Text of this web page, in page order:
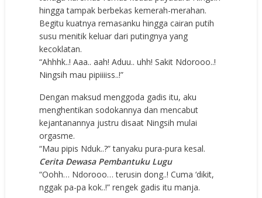
hingga tampak berbekas kemerah-merahan.
Begitu kuatnya remasanku hingga cairan putih
susu menitik keluar dari putingnya yang
kecoklatan.
“Ahhhk..! Aaa.. aah! Aduu.. uhh! Sakit Ndorooo..!
Ningsih mau pipiiiiss..!”
Dengan maksud menggoda gadis itu, aku
menghentikan sodokannya dan mencabut
kejantanannya justru disaat Ningsih mulai
orgasme.
“Mau pipis Nduk..?” tanyaku pura-pura kesal.
Cerita Dewasa Pembantuku Lugu
“Oohh… Ndorooo… terusin dong..! Cuma ‘dikit,
nggak pa-pa kok..!” rengek gadis itu manja.